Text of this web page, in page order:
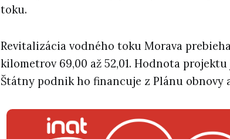
toku.
Revitalizácia vodného toku Morava
kilometrov 69,00 až 52,01. Hodnota projektu
Štátny podnik ho financuje z Plánu obnovy